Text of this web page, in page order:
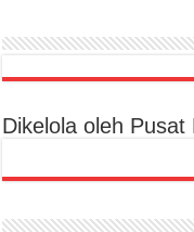
Dikelola oleh